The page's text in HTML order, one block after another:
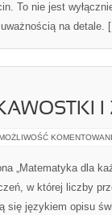
To nie jest
uważnością na
„Matematyka dla
w której liczby
się językiem opisu